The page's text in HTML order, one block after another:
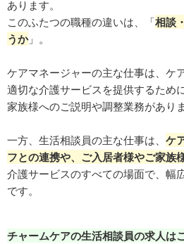
あります。
このふたつの職種の違いは、「相談
うか」。
ケアマネージャーの主な仕事は、ケ
適切な介護サービスを提供するため
家族様へのご説明や調整業務がありま
一方、生活相談員の主な仕事は、 ケ
フとの連携や、ご入居者様やご家族
介護サービスのすべての場面で、幅
です。
チャームケアの生活相談員の求人は